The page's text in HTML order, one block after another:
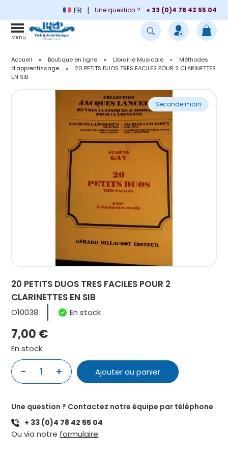
FR Une question ? : + 33 (0)4 78 42 55 04
Menu
Accueil » Boutique en ligne » Librairie Musicale »
Méthodes
d'apprentissage
»
20 PETITS DUOS TRES FACILES POUR 2 CLARINETTES
EN SIB
Seconde main
20 PETITS DUOS TRES FACILES POUR 2
CLARINETTES EN SIB
O10038 En stock
7,00 €
En stock
-
DUOS
TRES
FACILES
+ Ajouter au panier
Une question ? Contactez notre équipe par téléphone
+ 33 (0)4 78 42 55 04
Ou via notre formulaire